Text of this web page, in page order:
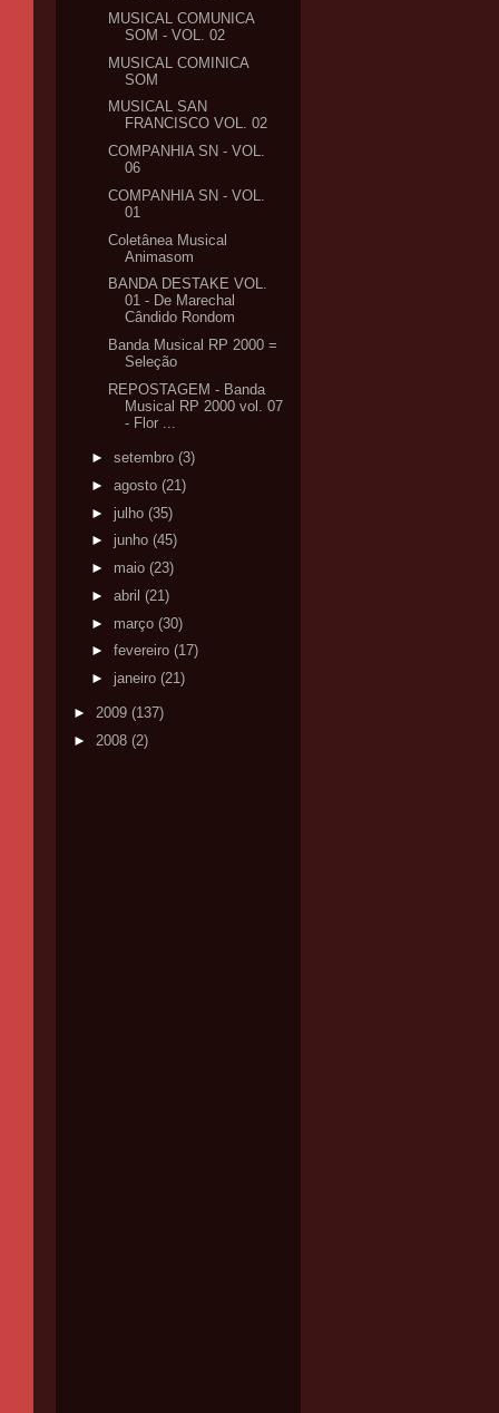
MUSICAL COMUNICA
SOM - VOL. 02
MUSICAL COMINICA
SOM
MUSICAL SAN
FRANCISCO VOL. 02
COMPANHIA SN - VOL.
06
COMPANHIA SN - VOL.
01
Coletânea Musical
Animasom
BANDA DESTAKE VOL.
01 - De Marechal
Cândido Rondom
Banda Musical RP 2000 =
Seleção
REPOSTAGEM - Banda
Musical RP 2000 vol. 07
- Flor ...
► setembro (3)
► agosto (21)
► julho (35)
► junho (45)
► maio (23)
► abril (21)
► março (30)
► fevereiro (17)
► janeiro (21)
► 2009 (137)
► 2008 (2)